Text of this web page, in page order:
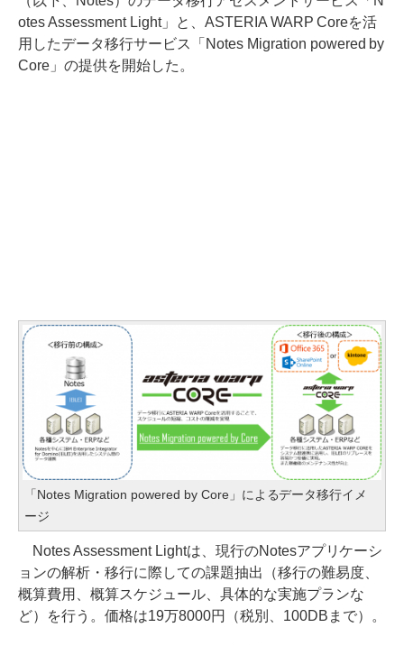
otes Assessment Light」と、ASTERIA WARP Coreを活
用したデータ移行サービス「Notes Migration powered by
Core」の提供を開始した。
「Notes Migration powered by Core」によるデータ移行イメ
ージ
Notes Assessment Lightは、現行のNotesアプリケーシ
ョンの解析・移行に際しての課題抽出（移行の難易度、
概算費用、概算スケジュール、具体的な実施プランな
ど）を行う。価格は19万8000円（税別、100DBまで）。